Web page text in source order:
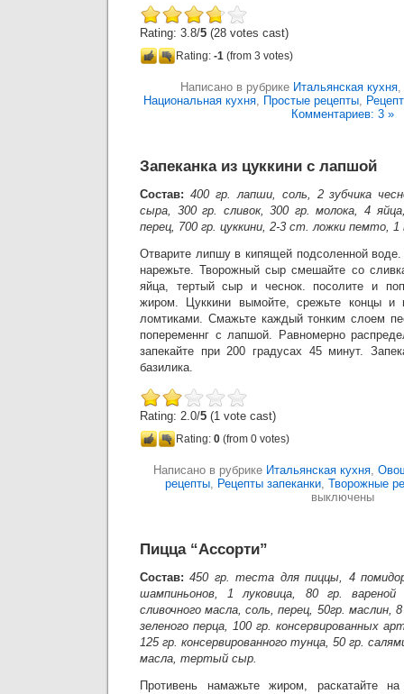
Rating: 3.8/5 (28 votes cast)
Rating: -1 (from 3 votes)
Написано в рубрике Итальянская кухня,
Национальная кухня, Простые рецепты,
Комментариев: 3 »
Запеканка из цуккини с лапшой
Состав: 400 гр. лапши, соль, 2 зубчика
сыра, 300 гр. сливок, 300 гр. молока, 4
перец, 700 гр. цуккини, 2-3 ст. ложки пемто, 1
Отварите липшу в кипящей подсоленной
нарежьте. Творожный сыр смешайте со
яйца, тертый сыр и чеснок. посолите и
жиром. Цуккини вымойте, срежьте концы и
ломтиками. Смажьте каждый тонким слоем
попеременнг с лапшой. Равномерно
запекайте при 200 градусах 45 минут.
базилика.
Rating: 2.0/5 (1 vote cast)
Rating: 0 (from 0 votes)
Написано в рубрике Итальянская кухня,
рецепты, Рецепты запеканки, Творожные
выключены
Пицца “Ассорти”
Состав:450 гр. теста для пиццы, 4
шампиньонов, 1 луковица, 80 гр.
сливочного масла, соль, перец, 50гр. маслин,
зеленого перца, 100 гр. консервированных
125 гр. консервированного тунца, 50 гр.
масла, тертый сыр.
Противень намажьте жиром, раскатайте